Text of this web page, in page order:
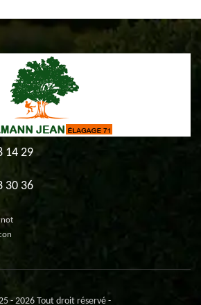
14 29
30 36
- 2026 Tout droit réservé -